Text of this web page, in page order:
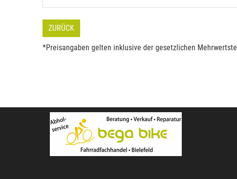
ZURÜCK
*Preisangaben gelten inklusive der gesetzlichen